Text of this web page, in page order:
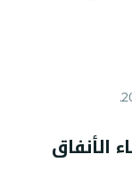
الأنفاق